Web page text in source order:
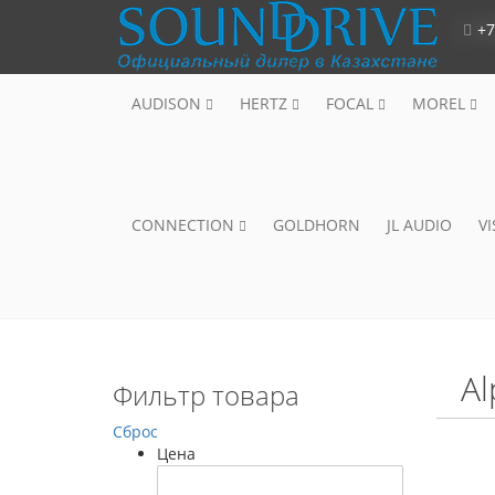
AUDISON HERTZ FOCAL MOREL
CONNECTION GOLDHORN JL AUDIO
Фильтр товара
Сброс
Цена